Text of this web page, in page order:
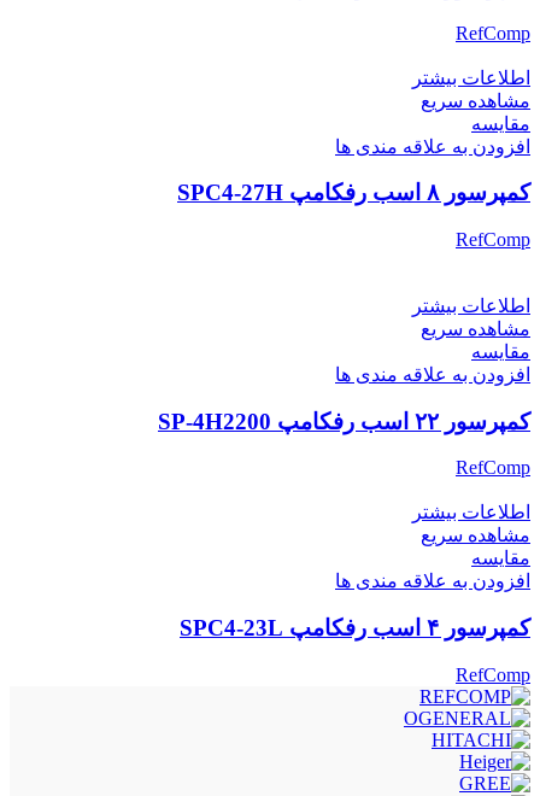
RefComp
اطلاعات بیشتر
مشاهده سریع
مقایسه
افزودن به علاقه مندی ها
کمپرسور ۸ اسب رفکامپ SPC4-27H
RefComp
اطلاعات بیشتر
مشاهده سریع
مقایسه
افزودن به علاقه مندی ها
کمپرسور ۲۲ اسب رفکامپ SP-4H2200
RefComp
اطلاعات بیشتر
مشاهده سریع
مقایسه
افزودن به علاقه مندی ها
کمپرسور ۴ اسب رفکامپ SPC4-23L
RefComp